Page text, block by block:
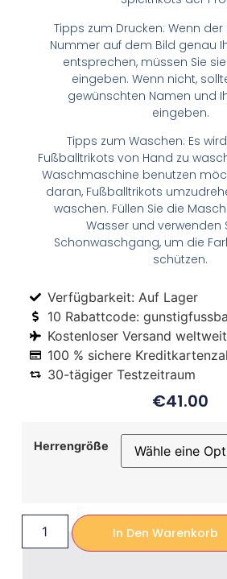
Tipps zum Drucken: Wenn
Nummer auf dem Bild genau
entsprechen, müssen Sie
eingeben. Wenn nicht,
gewünschten Namen und
eingeben.
Tipps zum Waschen: Es
Fußballtrikots von Hand zu
Waschmaschine benutzen
daran, Fußballtrikots
waschen. Füllen Sie die
Wasser und verwenden
Schonwaschgang, um die
schützen.
Verfügbarkeit: Auf Lager
10 Rabattcode:
Kostenloser Versand weltweit
100 % sichere
30-tägiger Testzeitraum
€41.00
Herrengröße
In Den Warenkorb